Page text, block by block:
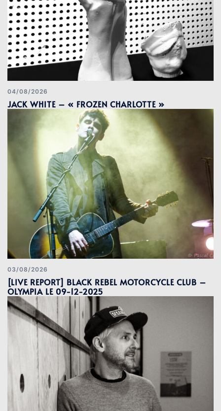
04/08/2026
JACK WHITE – « FROZEN CHARLOTTE »
03/08/2026
[LIVE REPORT] BLACK REBEL MOTORCYCLE CLUB –
OLYMPIA LE 09-12-2025